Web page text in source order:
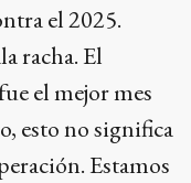
el 2025.
racha. El
el mejor mes
esto no significa
Estamos